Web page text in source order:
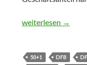
Formalisierung des
weiterlesen →
50+1 DFB